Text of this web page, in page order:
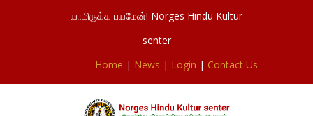
யாமிருக்க பயமேன்! Norges Hindu Kultur
senter
Home | News | Login | Contact Us